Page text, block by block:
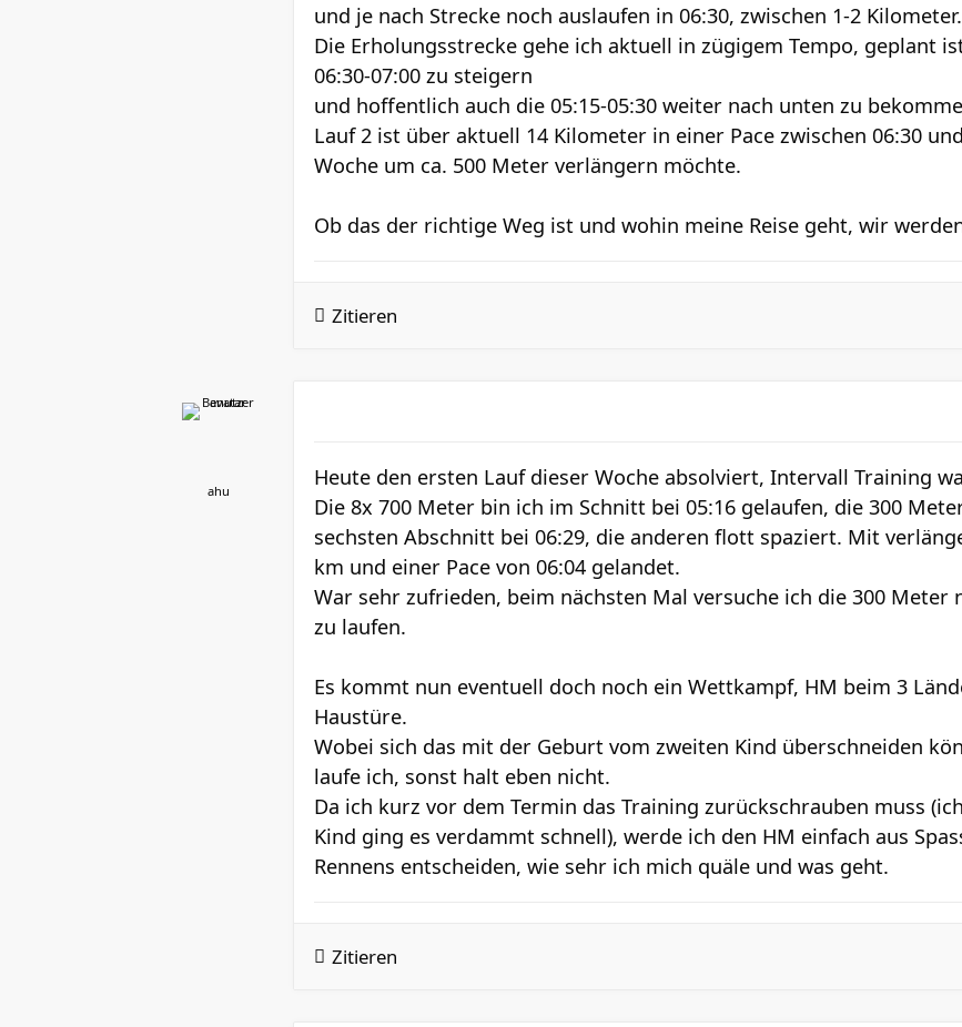
und je nach Strecke noch auslaufen in 06:30, zwischen 1-2 Kilometer.
Die Erholungsstrecke gehe ich aktuell in zügigem Tempo, geplant
06:30-07:00 zu steigern
und hoffentlich auch die 05:15-05:30 weiter nach unten zu
Lauf 2 ist über aktuell 14 Kilometer in einer Pace zwischen 06:30
Woche um ca. 500 Meter verlängern möchte.
Ob das der richtige Weg ist und wohin meine Reise geht, wir
Zitieren
ahu
Heute den ersten Lauf dieser Woche absolviert, Intervall Training
Die 8x 700 Meter bin ich im Schnitt bei 05:16 gelaufen, die 300
sechsten Abschnitt bei 06:29, die anderen flott spaziert. Mit
km und einer Pace von 06:04 gelandet.
War sehr zufrieden, beim nächsten Mal versuche ich die 300 Meter
zu laufen.
Es kommt nun eventuell doch noch ein Wettkampf, HM beim 3
Haustüre.
Wobei sich das mit der Geburt vom zweiten Kind überschneiden
laufe ich, sonst halt eben nicht.
Da ich kurz vor dem Termin das Training zurückschrauben muss
Kind ging es verdammt schnell), werde ich den HM einfach aus
Rennens entscheiden, wie sehr ich mich quäle und was geht.
Zitieren